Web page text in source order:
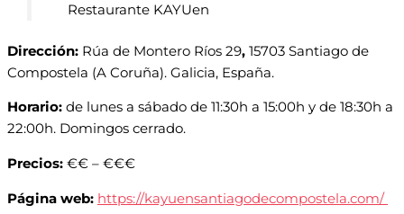
Restaurante KAYUen
Dirección: Rúa de Montero Ríos 29, 15703 Santiago de
Compostela (A Coruña). Galicia, España.
Horario: de lunes a sábado de 11:30h a 15:00h y de 18:30h a
22:00h. Domingos cerrado.
Precios: €€ – €€€
Página web: https://kayuensantiagodecompostela.com/